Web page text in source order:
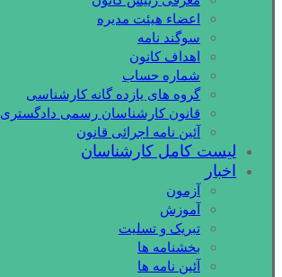
اعضاء هیئت مدیره
سوگند نامه
اهداف کانون
شماره حساب
گروه های یازده گانه کارشناسی
قانون کارشناسان رسمی دادگستری
آئین نامه اجرائی قانون
لیست کامل کارشناسان
اخبار
آزمون
آموزش
تبریک و تسلیت
بخشنامه ها
آئین نامه ها